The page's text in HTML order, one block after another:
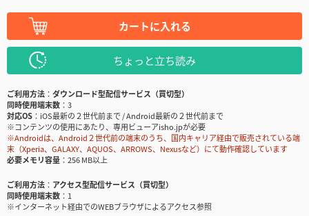
カートに入れる
ちょっと立ち読み
ご利用方法
ダウンロード型配信サービス（買切型）
同時使用端末数
3
対応OS
iOS最新の２世代前まで / Android最新の２世代前まで
※コンテンツの使用にあたり、専用ビューアisho.jpが必要
※Androidは、Android２世代前の端末のうち、国内キャリア経由で販売されている端
末（Xperia、GALAXY、AQUOS、ARROWS、Nexusなど）にて動作確認しています
必要メモリ容量
256 MB以上
ご利用方法
アクセス型配信サービス（買切型）
同時使用端末数
1
※インターネット経由でのWEBブラウザによるアクセス参照